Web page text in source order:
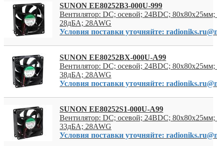
SUNON EE80252B3-000U-999
Вентилятор: DC; осевой; 24ВDC; 80x80x25мм;
28дБА; 28AWG
Условия поставки уточняйте:
SUNON EE80252BX-000U-A99
Вентилятор: DC; осевой; 24ВDC; 80x80x25мм;
38дБА; 28AWG
Условия поставки уточняйте:
SUNON EE80252S1-000U-A99
Вентилятор: DC; осевой; 24ВDC; 80x80x25мм;
33дБА; 28AWG
Условия поставки уточняйте: